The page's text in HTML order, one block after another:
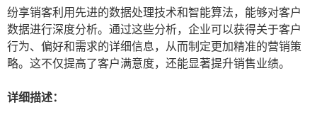
纷享销客利用先进的数据处理技术和智能算法，能够对客户
数据进行深度分析。通过这些分析，企业可以获得关于客户
行为、偏好和需求的详细信息，从而制定更加精准的营销策
略。这不仅提高了客户满意度，还能显著提升销售业绩。
详细描述：